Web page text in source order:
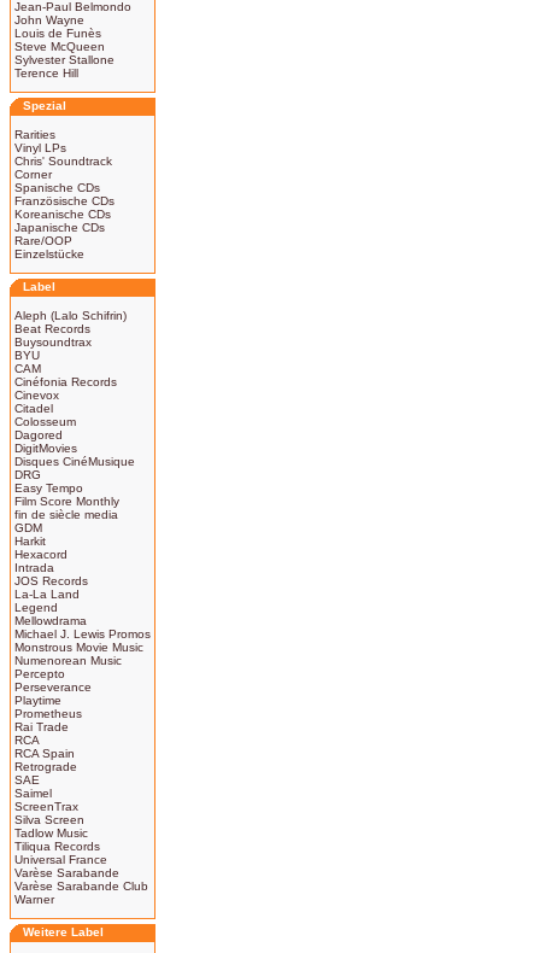
Jean-Paul Belmondo
John Wayne
Louis de Funès
Steve McQueen
Sylvester Stallone
Terence Hill
Spezial
Rarities
Vinyl LPs
Chris' Soundtrack
Corner
Spanische CDs
Französische CDs
Koreanische CDs
Japanische CDs
Rare/OOP
Einzelstücke
Label
Aleph (Lalo Schifrin)
Beat Records
Buysoundtrax
BYU
CAM
Cinéfonia Records
Cinevox
Citadel
Colosseum
Dagored
DigitMovies
Disques CinéMusique
DRG
Easy Tempo
Film Score Monthly
fin de siècle media
GDM
Harkit
Hexacord
Intrada
JOS Records
La-La Land
Legend
Mellowdrama
Michael J. Lewis Promos
Monstrous Movie Music
Numenorean Music
Percepto
Perseverance
Playtime
Prometheus
Rai Trade
RCA
RCA Spain
Retrograde
SAE
Saimel
ScreenTrax
Silva Screen
Tadlow Music
Tiliqua Records
Universal France
Varèse Sarabande
Varèse Sarabande Club
Warner
Weitere Label